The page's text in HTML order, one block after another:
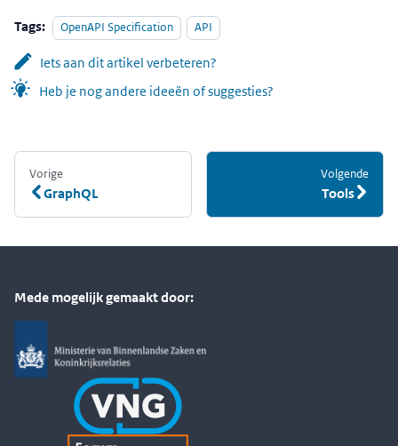
Tags: OpenAPI Specification API
Iets aan dit artikel verbeteren?
Heb je nog andere ideeën of suggesties?
Vorige
GraphQL
Volgende
Tools
Mede mogelijk gemaakt door: